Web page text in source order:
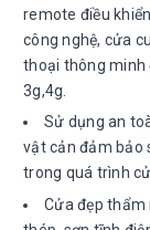
remote điều
công nghệ, cửa
thoại thông minh
3g,4g.
Sử dụng an
vật cản đảm bảo
trong quá trình
Cửa đẹp